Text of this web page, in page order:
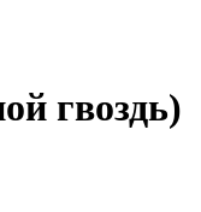
гвоздь)